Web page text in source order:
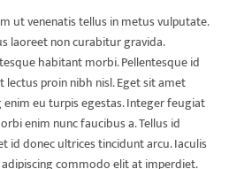
ut venenatis tellus in metus vulputate.
laoreet non curabitur gravida.
habitant morbi. Pellentesque id
proin nibh nisl. Eget sit amet
enim eu turpis egestas. Integer feugiat
enim nunc faucibus a. Tellus id
id donec ultrices tincidunt arcu. Iaculis
commodo elit at imperdiet.